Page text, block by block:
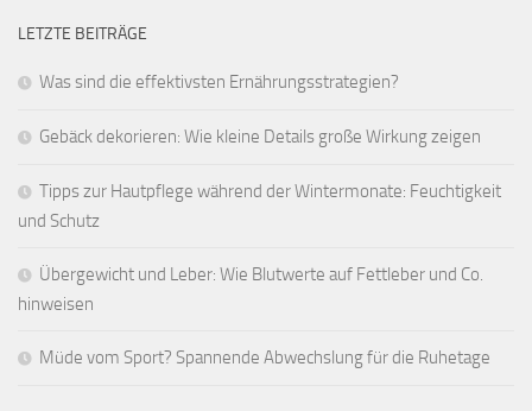
LETZTE BEITRÄGE
Was sind die effektivsten Ernährungsstrategien?
Gebäck dekorieren: Wie kleine Details große Wirkung zeigen
Tipps zur Hautpflege während der Wintermonate: Feuchtigkeit
und Schutz
Übergewicht und Leber: Wie Blutwerte auf Fettleber und Co.
hinweisen
Müde vom Sport? Spannende Abwechslung für die Ruhetage